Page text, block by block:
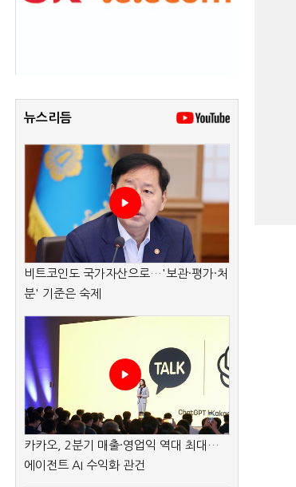
뉴스리듬
비트코인도 국가자산으로…'보관·평가·처
분' 기준은 숙제
카카오, 2분기 매출·영업익 역대 최대…
에이전트 AI 수익화 관건